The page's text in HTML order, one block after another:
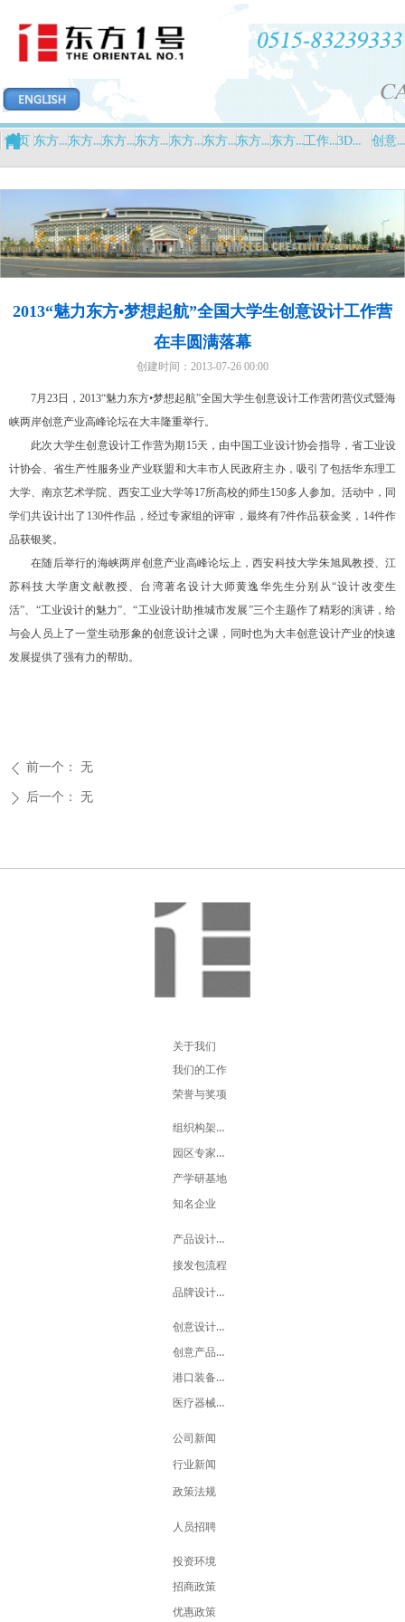
首页 东方印象 东方力量 东方设计 东方创意 东方新闻 东方英才 东方招商 东方平台 工作营 3D打印中心 创意设计中心
2013“魅力东方•梦想起航”全国大学生创意设计工作营
在丰圆满落幕
创建时间： 2013-07-26 00:00
7月 23日， 2013“魅力东方•梦想起航”全国大学生创意设计工作营闭营仪式暨海
峡两岸创意产业高峰论坛在大丰隆重举行。
此次大学生创意设计工作营为期 15天，由中国工业设计协会指导，省工业设
计协会、省生产性服务业产业联盟和大丰市人民政府主办，吸引了包括华东理工
大学、南京艺术学院、西安工业大学等17所高校的师生150多人参加。活动中，同
学们共设计出了 130件作品，经过专家组的评审，最终有7件作品获金奖， 14件作
品获银奖。
在随后举行的海峡两岸创意产业高峰论坛上，西安科技大学朱旭凤教授、江
苏科技大学唐文献教授、台湾著名设计大师黄逸华先生分别从“设计改变生
活”、“工业设计的魅力”、“工业设计助推城市发展”三个主题作了精彩的演讲，给
与会人员上了一堂生动形象的创意设计之课，同时也为大丰创意设计产业的快速
发展提供了强有力的帮助。
ꄴ 前一个： 无
ꄲ 后一个： 无
关于我们
我们的工作
荣誉与奖项
组织构架人员
园区专家团队
产学研基地
知名企业
产品设计流程
接发包流程
品牌设计流程
创意设计展示中心
创意产品展销中心
港口装备设计中心
医疗器械设计中心
公司新闻
行业新闻
政策法规
人员招聘
投资环境
招商政策
优惠政策